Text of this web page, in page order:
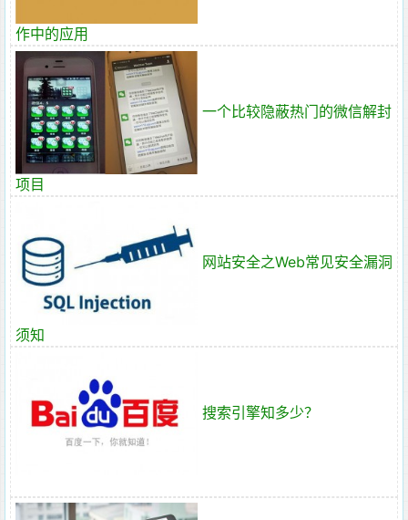
作中的应用
一个比较隐蔽热门的微信解封
项目
网站安全之Web常见安全漏洞
须知
搜索引擎知多少？